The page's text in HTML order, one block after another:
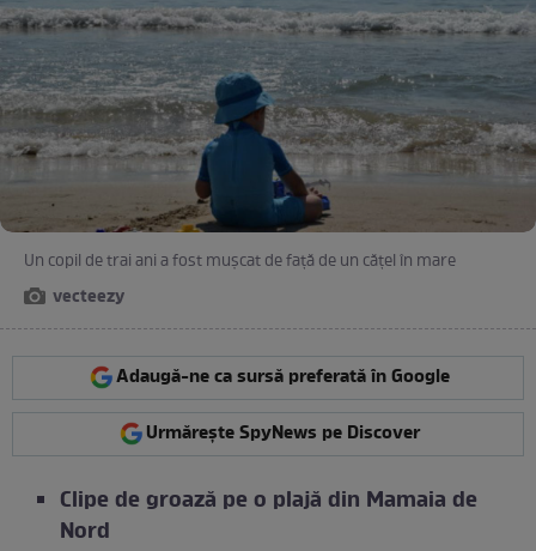
Un copil de trai ani a fost mușcat de față de un cățel în mare
vecteezy
Adaugă-ne ca sursă preferată în Google
Urmărește SpyNews pe Discover
Clipe de groază pe o plajă din Mamaia de
Nord